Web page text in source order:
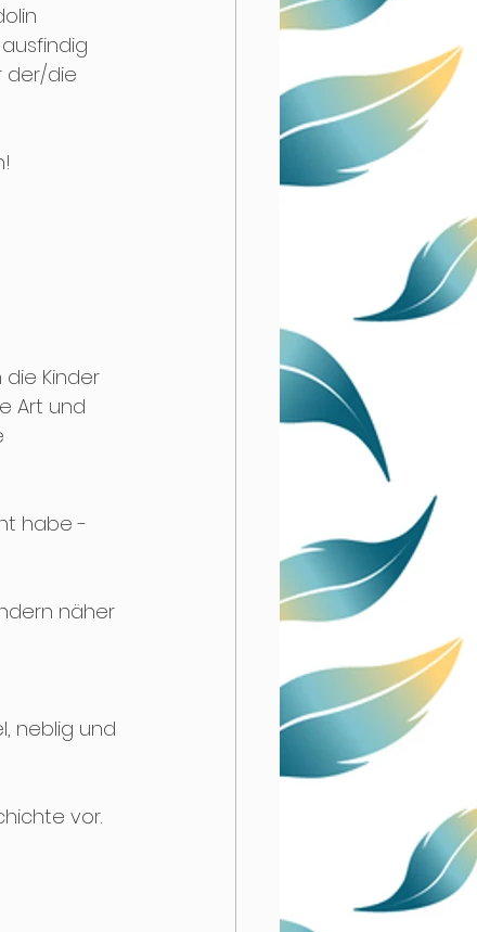
der/die
Kinder
Art und
habe -
näher
neblig und
vor.